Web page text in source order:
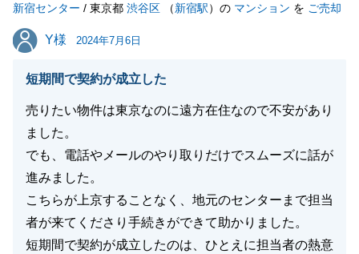
新宿センター / 東京都 渋谷区 （新宿駅）の マンション を ご売却
Y様
Y様 2024年7月6日
短期間で契約が成立した
売りたい物件は東京なのに遠方在住なので不安があり
ました。
でも、電話やメールのやり取りだけでスムーズに話が
進みました。
こちらが上京することなく、地元のセンターまで担当
者が来てくださり手続きができて助かりました。
短期間で契約が成立したのは、ひとえに担当者の熱意